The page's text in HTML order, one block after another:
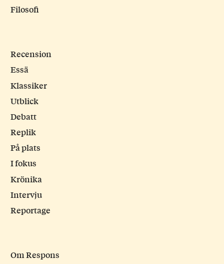
Filosofi
Recension
Essä
Klassiker
Utblick
Debatt
Replik
På plats
I fokus
Krönika
Intervju
Reportage
Om Respons